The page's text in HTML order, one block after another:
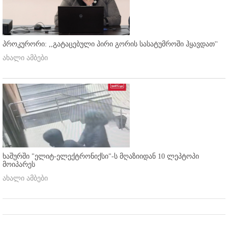
პროკურორი: ,,გატაცებული პირი გორის სასატუმროში ჰყავდათ''
ახალი ამბები
ხაშურში "ელიტ-ელექტრონიქსი"-ს მღაზიიდან 10 ლეპტოპი
მოიპარეს
ახალი ამბები